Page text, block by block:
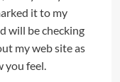
it to my
will be checking
my web site as
you feel.